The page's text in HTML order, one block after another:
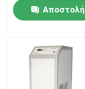
Σπίτι
Περίπου εμείς
ατομικής
απορρόφησης τα
μέρη
Αποστολή